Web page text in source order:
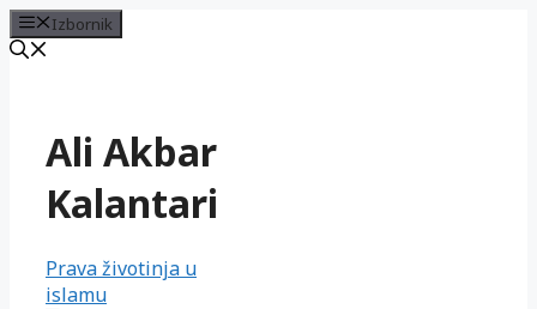
Izbornik
Ali Akbar
Kalantari
Prava životinja u
islamu